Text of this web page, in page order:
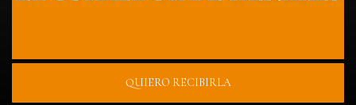
QUIERO RECIBIRLA